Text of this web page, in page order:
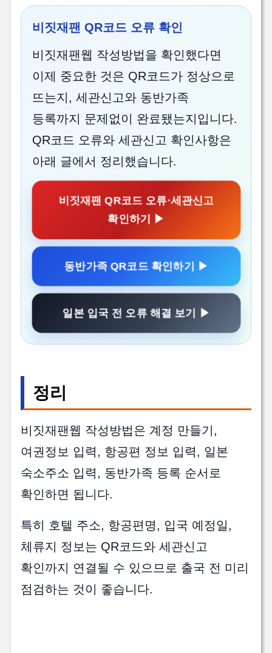
비짓재팬 QR코드 오류 확인
비짓재팬웹 작성방법을 확인했다면
이제 중요한 것은 QR코드가 정상으로
뜨는지, 세관신고와 동반가족
등록까지 문제없이 완료됐는지입니다.
QR코드 오류와 세관신고 확인사항은
아래 글에서 정리했습니다.
비짓재팬 QR코드 오류·세관신고
확인하기 ▶
동반가족 QR코드 확인하기 ▶
일본 입국 전 오류 해결 보기 ▶
정리
비짓재팬웹 작성방법은 계정 만들기,
여권정보 입력, 항공편 정보 입력, 일본
숙소주소 입력, 동반가족 등록 순서로
확인하면 됩니다.
특히 호텔 주소, 항공편명, 입국 예정일,
체류지 정보는 QR코드와 세관신고
확인까지 연결될 수 있으므로 출국 전 미리
점검하는 것이 좋습니다.